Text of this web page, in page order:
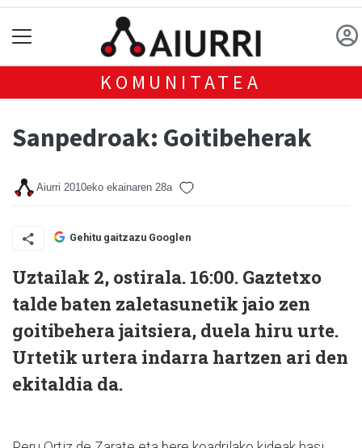
KOMUNITATEA
Sanpedroak: Goitibeherak
Aiurri 2010eko ekainaren 28a
Gehitu gaitzazu Googlen
Uztailak 2, ostirala. 16:00. Gaztetxo
talde baten zaletasunetik jaio zen
goitibehera jaitsiera, duela hiru urte.
Urtetik urtera indarra hartzen ari den
ekitaldia da.